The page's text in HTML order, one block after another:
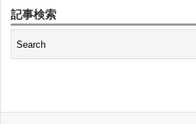
記事検索